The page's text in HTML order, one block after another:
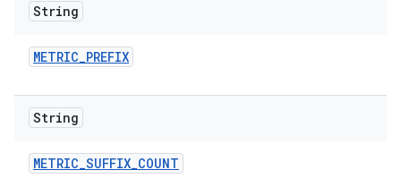
String
METRIC_PREFIX
String
METRIC_SUFFIX_COUNT